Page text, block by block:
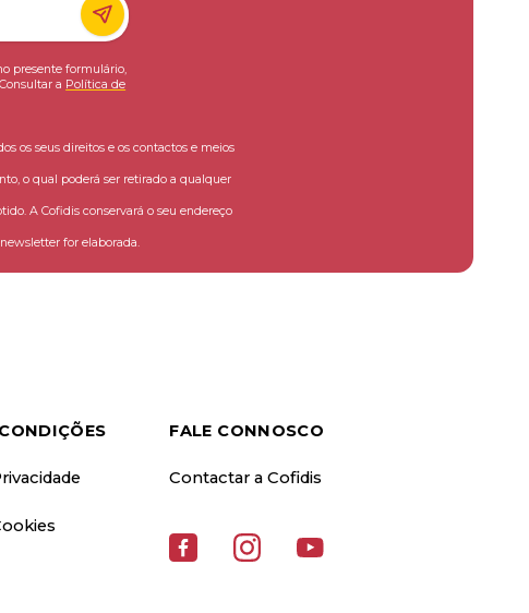
presente formulário,
a Política de
os seus direitos e os contactos e meios
o qual poderá ser retirado a qualquer
A Cofidis conservará o seu endereço
for elaborada.
FALE CONNOSCO
Contactar a Cofidis